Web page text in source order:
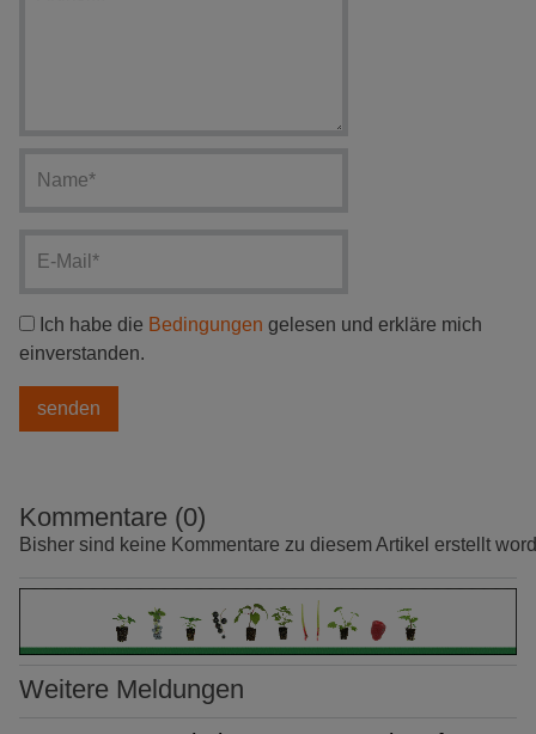
Ich habe die Bedingungen gelesen und erkläre mich
einverstanden.
Kommentare (0)
Bisher sind keine Kommentare zu diesem Artikel erstellt
Weitere Meldungen